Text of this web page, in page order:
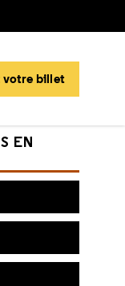
votre billet
EN